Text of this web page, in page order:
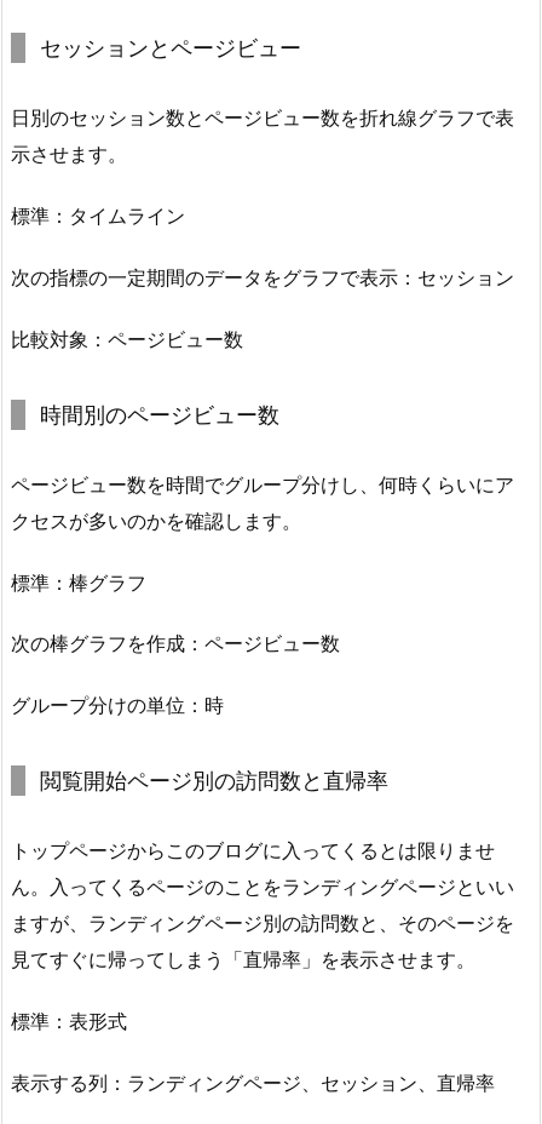
セッションとページビュー
日別のセッション数とページビュー数を折れ線グラフで表
示させます。
標準：タイムライン
次の指標の一定期間のデータをグラフで表示：セッション
比較対象：ページビュー数
時間別のページビュー数
ページビュー数を時間でグループ分けし、何時くらいにア
クセスが多いのかを確認します。
標準：棒グラフ
次の棒グラフを作成：ページビュー数
グループ分けの単位：時
閲覧開始ページ別の訪問数と直帰率
トップページからこのブログに入ってくるとは限りませ
ん。入ってくるページのことをランディングページといい
ますが、ランディングページ別の訪問数と、そのページを
見てすぐに帰ってしまう「直帰率」を表示させます。
標準：表形式
表示する列：ランディングページ、セッション、直帰率